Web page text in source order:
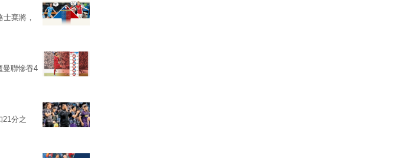
棄將，
聯慘吞4
分之